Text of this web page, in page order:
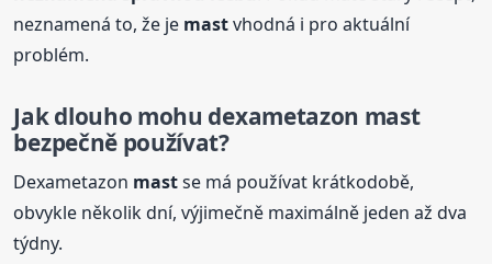
neznamená to, že je mastvhodná i pro aktuální
problém.
Jak dlouho mohu dexametazon mast
bezpečně používat?
Dexametazon mastse má používat krátkodobě,
obvykle několik dní, výjimečně maximálně jeden až dva
týdny.